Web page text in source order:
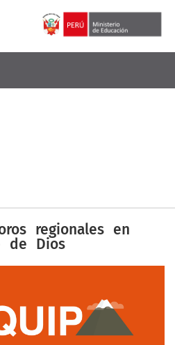
regionales en
de Dios